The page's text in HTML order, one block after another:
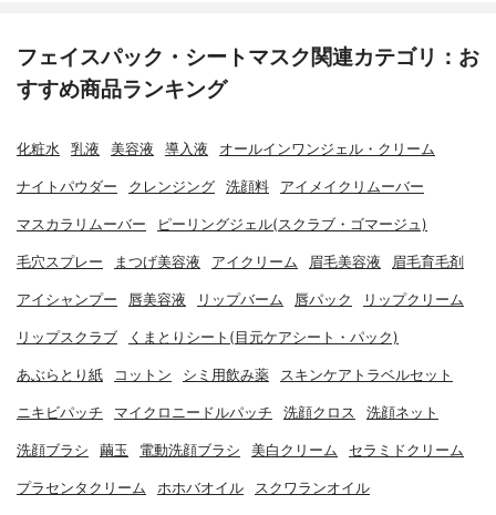
フェイスパック・シートマスク関連カテゴリ：お
すすめ商品ランキング
化粧水 乳液 美容液 導入液 オールインワンジェル・クリーム
ナイトパウダー クレンジング 洗顔料 アイメイクリムーバー
マスカラリムーバー ピーリングジェル(スクラブ・ゴマージュ)
毛穴スプレー まつげ美容液 アイクリーム 眉毛美容液 眉毛育毛剤
アイシャンプー 唇美容液 リップバーム 唇パック リップクリーム
リップスクラブ くまとりシート(目元ケアシート・パック)
あぶらとり紙 コットン シミ用飲み薬 スキンケアトラベルセット
ニキビパッチ マイクロニードルパッチ 洗顔クロス 洗顔ネット
洗顔ブラシ 繭玉 電動洗顔ブラシ 美白クリーム セラミドクリーム
プラセンタクリーム ホホバオイル スクワランオイル